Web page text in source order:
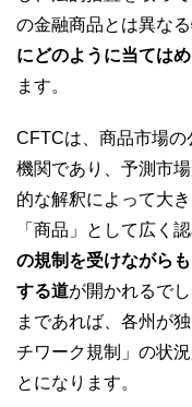
の金融商品とは異なる
にどのように当ては
ます。
CFTCは、商品市場
機関であり、予測市
的な解釈によって大
「商品」として広く
の規制を受けながら
する道が開かれるで
まであれば、各州が
チワーク規制」の状
とになります。